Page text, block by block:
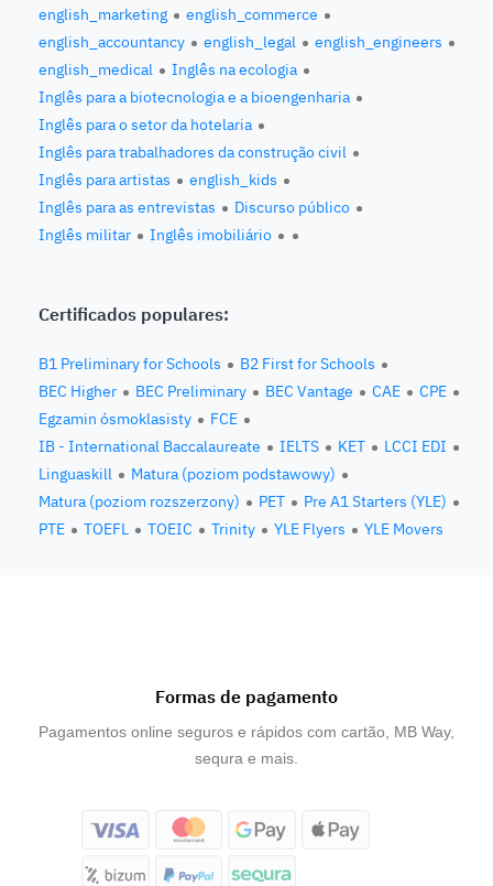
english_marketing
english_commerce
english_accountancy
english_legal
english_engineers
english_medical
Inglês na ecologia
Inglês para a biotecnologia e a bioengenharia
Inglês para o setor da hotelaria
Inglês para trabalhadores da construção civil
Inglês para artistas
english_kids
Inglês para as entrevistas
Discurso público
Inglês militar
Inglês imobiliário
Certificados populares:
B1 Preliminary for Schools
B2 First for Schools
BEC Higher
BEC Preliminary BEC Vantage CAE
CPE
Egzamin ósmoklasisty
FCE
IB - International Baccalaureate
IELTS KET
LCCI EDI
Linguaskill
Matura (poziom podstawowy)
Matura (poziom rozszerzony)
PET
Pre A1 Starters (YLE)
PTE
TOEFL TOEIC Trinity YLE Flyers YLE Movers
Formas de pagamento
Pagamentos online seguros e rápidos com cartão, MB Way,
sequra e mais.